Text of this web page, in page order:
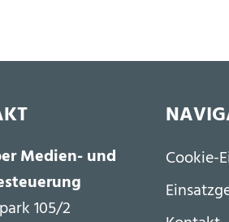
Medien- und
105/2
Cookie-